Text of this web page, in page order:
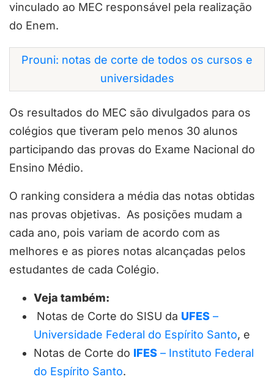
vinculado ao MEC responsável pela realização
do Enem.
Prouni: notas de corte de todos os cursos e
universidades
Os resultados do MEC são divulgados para os
colégios que tiveram pelo menos 30 alunos
participando das provas do Exame Nacional do
Ensino Médio.
O ranking considera a média das notas obtidas
nas provas objetivas. As posições mudam a
cada ano, pois variam de acordo com as
melhores e as piores notas alcançadas pelos
estudantes de cada Colégio.
Veja também:
Notas de Corte do SISU da UFES –
Universidade Federal do Espírito Santo, e
Notas de Corte do IFES – Instituto Federal
do Espírito Santo.